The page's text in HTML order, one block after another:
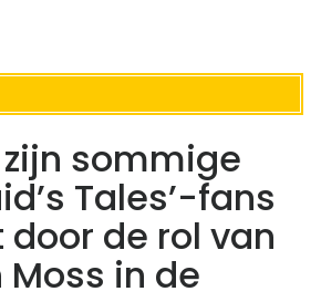
sommige
Tales’-fans
de rol van
in de